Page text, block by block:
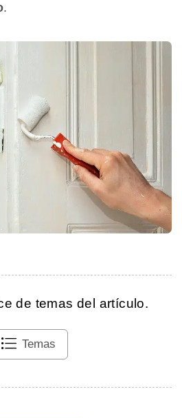
.
de temas del artículo.
Temas